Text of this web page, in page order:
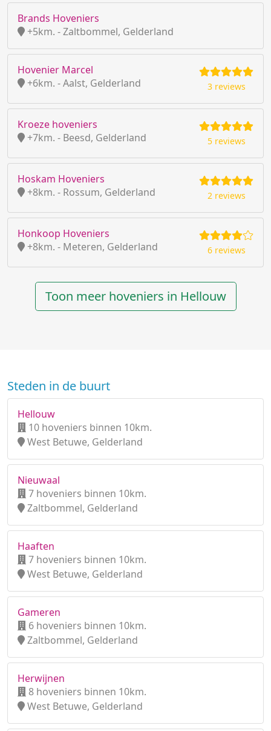
Brands Hoveniers
+5km. - Zaltbommel, Gelderland
Hovenier Marcel
+6km. - Aalst, Gelderland
3 reviews
Kroeze hoveniers
+7km. - Beesd, Gelderland
5 reviews
Hoskam Hoveniers
+8km. - Rossum, Gelderland
2 reviews
Honkoop Hoveniers
+8km. - Meteren, Gelderland
6 reviews
Toon meer hoveniers in Hellouw
Steden in de buurt
Hellouw
10 hoveniers binnen 10km.
West Betuwe, Gelderland
Nieuwaal
7 hoveniers binnen 10km.
Zaltbommel, Gelderland
Haaften
7 hoveniers binnen 10km.
West Betuwe, Gelderland
Gameren
6 hoveniers binnen 10km.
Zaltbommel, Gelderland
Herwijnen
8 hoveniers binnen 10km.
West Betuwe, Gelderland